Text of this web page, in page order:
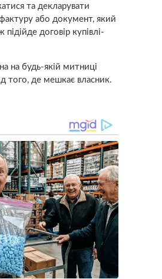
та декларувати
або документ, який
підійде договір купівлі-
на будь-якій митниці
того, де мешкає власник.